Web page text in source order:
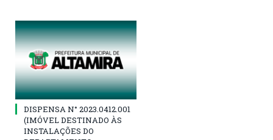
DISPENSA N° 2023.0412.001
(IMÓVEL DESTINADO ÀS
INSTALAÇÕES DO